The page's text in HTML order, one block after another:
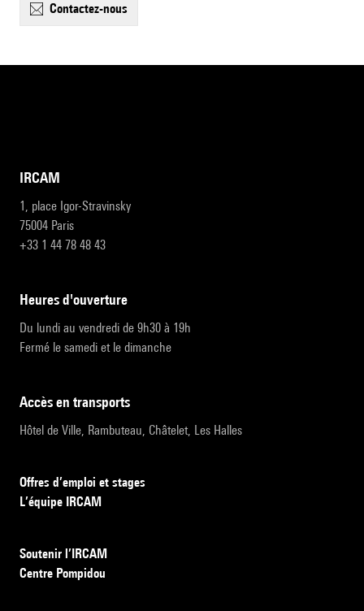
contactez-nous
IRCAM
1, place Igor-Stravinsky
75004 Paris
+33 1 44 78 48 43
heures d'ouverture
Du lundi au vendredi de 9h30 à 19h
Fermé le samedi et le dimanche
accès en transports
Hôtel de Ville, Rambuteau, Châtelet, Les Halles
Offres d’emploi et stages
L’équipe IRCAM
Soutenir l’IRCAM
Centre Pompidou